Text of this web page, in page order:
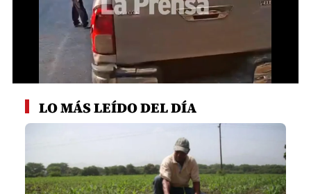
secondsLO MÁS LEÍDO DEL DÍA